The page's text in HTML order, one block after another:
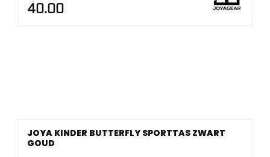
40.00
JOYA KINDER BUTTERFLY SPORTTAS ZWART
GOUD